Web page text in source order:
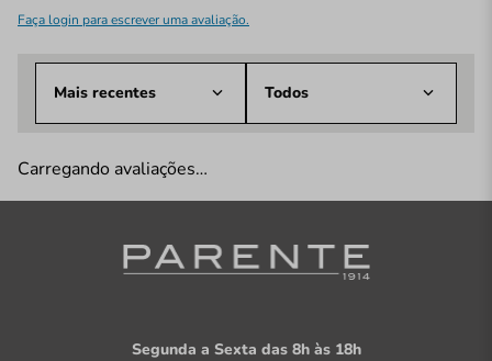
Faça login para escrever uma avaliação.
Mais recentes Todos
Carregando avaliações…
Segunda a Sexta das 8h às 18h